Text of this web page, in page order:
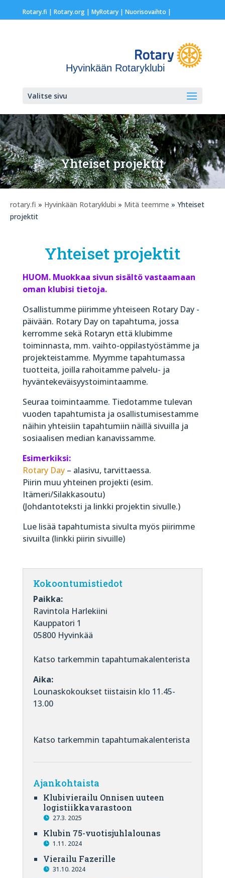
Rotary.fi | Rotary.org| MyRotary | Nuorisovaihto |
Hyvinkään Rotaryklubi
Valitse sivu
Yhteiset projektit
rotary.fi » Hyvinkään Rotaryklubi » Mitä teemme » Yhteiset
projektit
Yhteiset projektit
HUOM. Muokkaa sivun sisältö vastaamaan
oman klubisi tietoja.
Osallistumme piirimme yhteiseen Rotary Day -
päivään. Rotary Day on tapahtuma, jossa
kerromme sekä Rotaryn että klubimme
toiminnasta, mm. vaihto-oppilastyöstämme ja
projekteistamme. Myymme tapahtumassa
tuotteita, joilla rahoitamme palvelu- ja
hyväntekeväisyystoimintaamme.
Seuraa toimintaamme. Tiedotamme tulevan
vuoden tapahtumista ja osallistumisestamme
näihin yhteisiin tapahtumiin näillä sivuilla ja
sosiaalisen median kanavissamme.
Esimerkiksi:
Rotary Day– alasivu, tarvittaessa.
Piirin muu yhteinen projekti (esim.
Itämeri/Silakkasoutu)
(Johdantoteksti ja linkki projektin sivulle.)
Lue lisää tapahtumista sivulta myös piirimme
sivuilta (linkki piirin sivuille)
Kokoontumistiedot
Paikka:
Ravintola Harlekiini
Kauppatori 1
05800 Hyvinkää
Katso tarkemmin tapahtumakalenterista
Aika:
Lounaskokoukset tiistaisin klo 11.45-
13.00
Katso tarkemmin tapahtumakalenterista
Ajankohtaista
Klubivierailu Onnisen uuteen
logistiikkavarastoon
27.3. 2025
Klubin 75-vuotisjuhlalounas
1.11. 2024
Vierailu Fazerille
31.10. 2024